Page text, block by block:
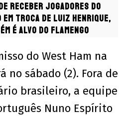
receber jogadores do
troca de Luiz Henrique,
é alvo do Flamengo
do West Ham na
no sábado (2). Fora de
brasileiro, a equipe
Nuno Espírito